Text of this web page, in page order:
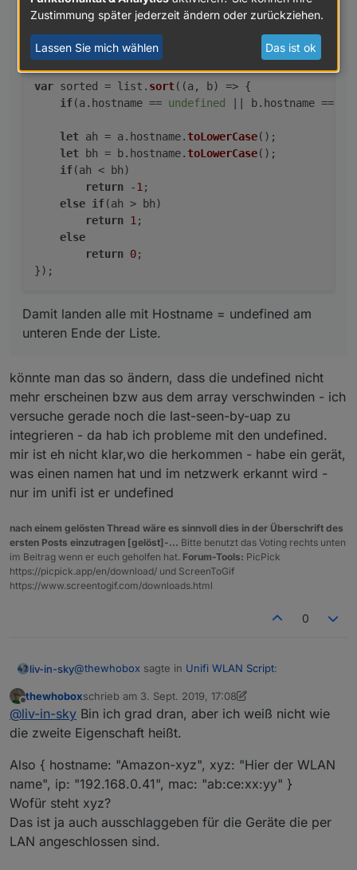
        return -1;
    else if(ah > bh)
        return 1;
    else
        return 0;
machen kann.
So funktioniert es bei mir:
var sorted = list. sort( (a, b) => {
if(a. hostname == undefined || b. hostname ==
let ah = a. hostname.toLowerCase();
let bh = b. hostname.toLowerCase();
if(ah < bh)
return -1;
else if(ah > bh)
return 1;
else
return 0;
Damit landen alle mit Hostname = undefined am
unteren Ende der Liste.
könnte man das so ändern, dass die undefined nicht
mehr erscheinen bzw aus dem array verschwinden - ich
versuche gerade noch die last-seen-by-uap zu
integrieren - da hab ich probleme mit den undefined.
mir ist eh nicht klar,wo die herkommen - habe ein gerät,
was einen namen hat und im netzwerk erkannt wird -
nur im unifi ist er undefined
nach einem gelösten Thread wäre es sinnvoll dies in der Überschrift des
ersten Posts einzutragen [gelöst]-... Bitte benutzt das Voting rechts unten
im Beitrag wenn er euch geholfen hat. Forum-Tools: PicPick
https://picpick.app/en/download/ und ScreenToGif
https://www.screentogif.com/downloads.html
0
liv-in-sky@thewhobox sagte in Unifi WLAN Script:
@liv-in-skyKann natürlich sein, dass wenn der
hostname undefined ist dass er dann die Biege
macht. Da er von undefined ja nicht Lowercase
machen kann.
So funktioniert es bei mir:
var sorted = list.sort((a, b) => {
if(a.hostname == undefined ||
könnte man das so ändern, dass die undefined nicht
ich versuche gerade noch die last-seen-by-uap zu
integrieren - da hab ich probleme mit den undefined.
mir ist eh nicht klar,wo die herkommen - habe ein
gerät, was einen namen hat und im netzwerk erkannt
wird - nur im unifi ist er undefined
Offline
thewhoboxschrieb am 3. Sept. 2019, 17:08
zuletzt editiert von thewhobox9. März 2019, 19:10
@liv-in-sky Bin ich grad dran, aber ich weiß nicht wie
die zweite Eigenschaft heißt.
Also { hostname: "Amazon-xyz", xyz: "Hier der WLAN
name", ip: "192.168.0.41", mac: "ab:ce:xx:yy" }
Wofür steht xyz?
Das ist ja auch ausschlaggeben für die Geräte die per
LAN angeschlossen sind.
Zustimmung später jederzeit ändern oder zurückziehen.
Lassen Sie mich wählen Das ist ok